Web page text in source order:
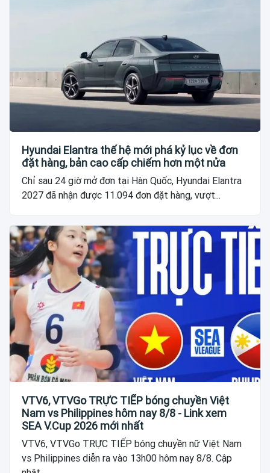
Hyundai Elantra thế hệ mới phá kỷ lục về đơn
đặt hàng, bản cao cấp chiếm hơn một nửa
Chỉ sau 24 giờ mở đơn tại Hàn Quốc, Hyundai Elantra
2027 đã nhận được 11.094 đơn đặt hàng, vượt...
VTV6, VTVGo TRỰC TIẾP bóng chuyền Việt
Nam vs Philippines hôm nay 8/8 - Link xem
SEA V.Cup 2026 mới nhất
VTV6, VTVGo TRỰC TIẾP bóng chuyền nữ Việt Nam
vs Philippines diễn ra vào 13h00 hôm nay 8/8. Cập